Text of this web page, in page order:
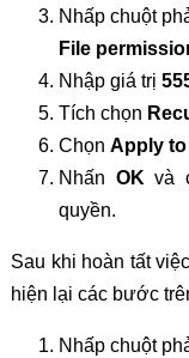
Nhấp chuột
File
Nhập giá trị
Tích chọn
Chọn Apply
Nhấn OK và
quyền.
Sau khi hoàn tất
hiện lại các bước
Nhấp chuột